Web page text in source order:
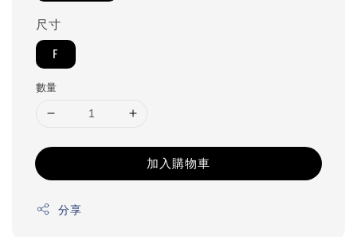
尺寸
F
數量
加入購物車
分享